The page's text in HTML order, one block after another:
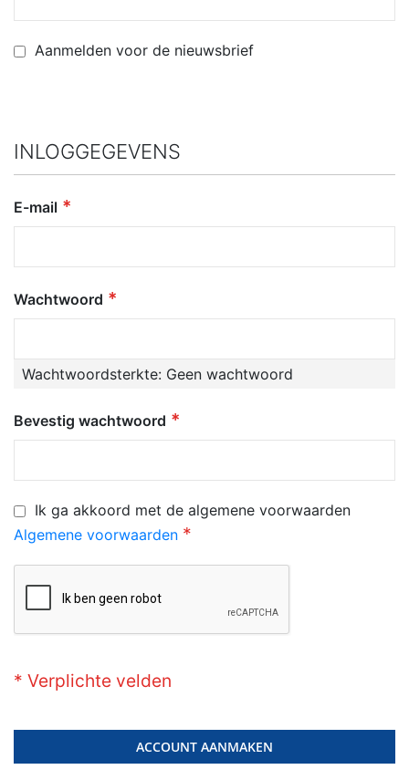
Aanmelden voor de nieuwsbrief
INLOGGEGEVENS
E-mail
Wachtwoord
Wachtwoordsterkte: Geen wachtwoord
Bevestig wachtwoord
Ik ga akkoord met de algemene voorwaarden
Algemene voorwaarden
ACCOUNT AANMAKEN